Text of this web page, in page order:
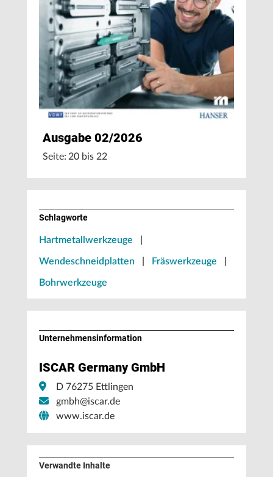
Ausgabe 02/2026
Seite: 20 bis 22
Schlagworte
Hartmetallwerkzeuge
Wendeschneidplatten Fräswerkzeuge
Bohrwerkzeuge
Unternehmens­information
ISCAR Germany GmbH
D 76275 Ettlingen
gmbh@iscar.de
www.iscar.de
Verwandte Inhalte